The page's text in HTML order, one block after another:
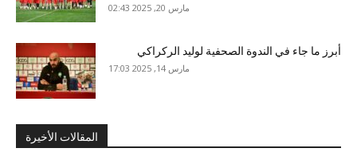
مارس 20, 2025 02:43
أبرز ما جاء في الندوة الصحفية لوليد الركراكي
مارس 14, 2025 17:03
المقالات الأخيرة